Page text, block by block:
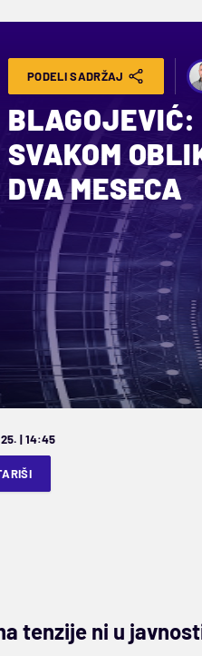
PODELI SADRŽAJ
BLAGOJEVIĆ:
SVAKOM
DVA MESECA
| 14:45
tenzije ni u